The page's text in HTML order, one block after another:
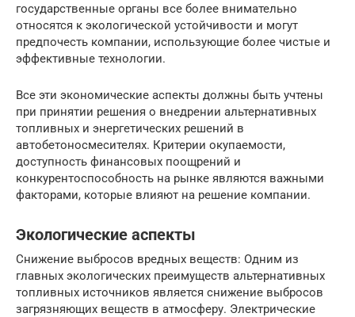
государственные органы все более внимательно
относятся к экологической устойчивости и могут
предпочесть компании, использующие более чистые и
эффективные технологии.
Все эти экономические аспекты должны быть учтены
при принятии решения о внедрении альтернативных
топливных и энергетических решений в
автобетоносмесителях. Критерии окупаемости,
доступность финансовых поощрений и
конкурентоспособность на рынке являются важными
факторами, которые влияют на решение компании.
Экологические аспекты
Снижение выбросов вредных веществ: Одним из
главных экологических преимуществ альтернативных
топливных источников является снижение выбросов
загрязняющих веществ в атмосферу. Электрические